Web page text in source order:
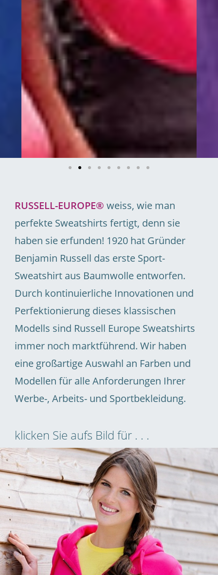
RUSSELL-EUROPE® weiss, wie man
perfekte Sweatshirts fertigt, denn sie
haben sie erfunden! 1920 hat Gründer
Benjamin Russell das erste Sport-
Sweatshirt aus Baumwolle entworfen.
Durch kontinuierliche Innovationen und
Perfektionierung dieses klassischen
Modells sind Russell Europe Sweatshirts
immer noch marktführend. Wir haben
eine großartige Auswahl an Farben und
Modellen für alle Anforderungen Ihrer
Werbe-, Arbeits- und Sportbekleidung.
klicken Sie aufs Bild für . . .